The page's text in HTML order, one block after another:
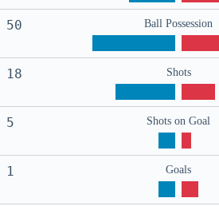
50 Ball Possession
18 Shots
5 Shots on Goal
1 Goals